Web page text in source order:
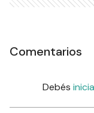
Comentarios
Debés